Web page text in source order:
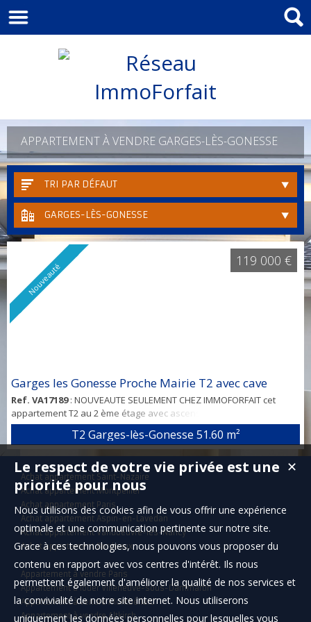
APPARTEMENT À VENDRE GARGES-LÈS-GONESSE
TRI PAR DÉFAUT
GARGES-LÈS-GONESSE
Nouveauté
Garges les Gonesse Proche Mairie T2 avec cave
Ref. VA17189: NOUVEAUTE SEULEMENT CHEZ IMMOFORFAIT cet
appartement T2 au 2 ème étage avec ascenseur proche mairie et à
moins de 15 min de la gare à pied vous propose: Entrée, séjour
donnant sur balcon, cuisine indépendante, chambre, wc salle de
bains. Cave. BOUTRON Bertrand IMMOFORFAIT 06 84 45 19 97
T2 Garges-lès-Gonesse 51.60 m²
119 000 €
Achat appartement Saint-Nazaire
Achat appartement Montpellier
Achat appartement Paris
Achat appartement Aspin-en-Lavedan
Achat appartement Vandoeuvre-lès-Nancy
Achat appartement Bordeaux
Appartement à vendre Paris
Appartement à louer Villeneuve-sous-Dammartin
Appartement à vendre Montbéliard
Appartement à vendre Altkirch
✕
Le respect de votre vie privée est une
priorité pour nous
Nous utilisons des cookies afin de vous offrir une expérience
optimale et une communication pertinente sur notre site.
Grace à ces technologies, nous pouvons vous proposer du
contenu en rapport avec vos centres d'intérêt. Ils nous
permettent également d'améliorer la qualité de nos services et
la convivialité de notre site internet. Nous utiliserons
uniquement les données personnelles pour lesquelles vous